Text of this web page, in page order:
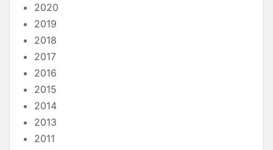
2020
2019
2018
2017
2016
2015
2014
2013
2011